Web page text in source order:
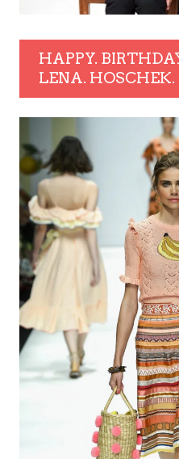
HAPPY.
LENA. HOSCHEK.